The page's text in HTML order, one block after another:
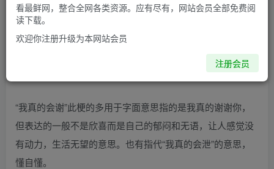
“我真的会谢”此梗的多用于字面意思指的是我真的谢谢你，
但表达的一般不是欣喜而是自己的郁闷和无语，让人感觉没
有动力，生活无望的意思。也有指代“我真的会泄”的意思，
懂自懂。
看最鲜网，整合全网各类资源。应有尽有，网站会员全部免费阅
读下载。
欢迎你注册升级为本网站会员
注册会员